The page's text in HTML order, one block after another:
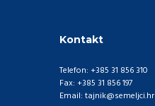
Kontakt
Telefon: +385 31 856 310
Fax: +385 31 856 197
Email: tajnik@semeljci.hr